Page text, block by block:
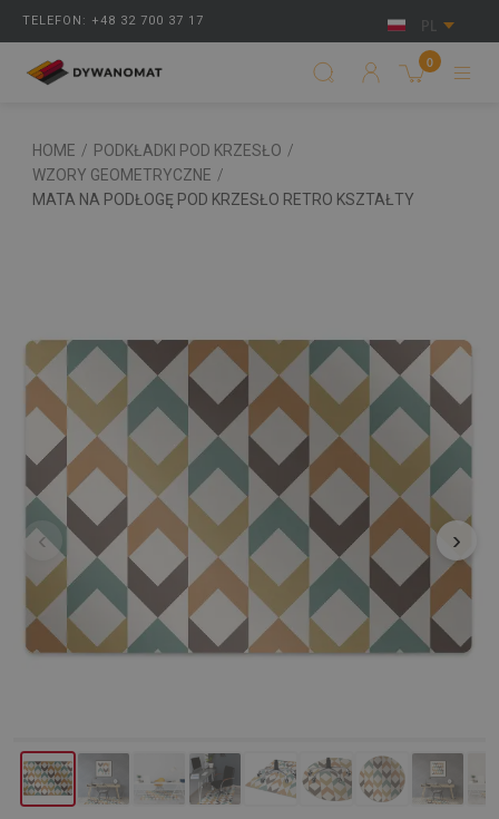
TELEFON: +48 32 700 37 17 PL
0
HOME / PODKŁADKI POD KRZESŁO /
WZORY GEOMETRYCZNE /
MATA NA PODŁOGĘ POD KRZESŁO RETRO KSZTAŁTY
‹ ›